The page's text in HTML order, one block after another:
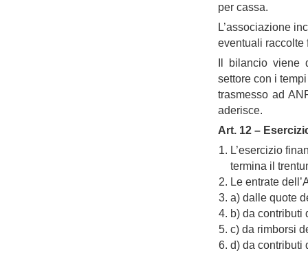
per cassa.
L’associazione
eventuali raccolte
Il bilancio viene
settore con i
trasmesso ad
aderisce.
Art. 12 –
L’esercizio
termina il
Le entrate
a) dalle quote
b) da contributi
c) da rimborsi
d) da contributi